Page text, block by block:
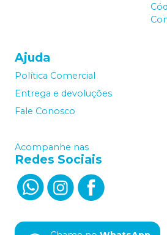
Ajuda
Política Comercial
Entrega e devoluções
Fale Conosco
Acompanhe nas
Redes Sociais